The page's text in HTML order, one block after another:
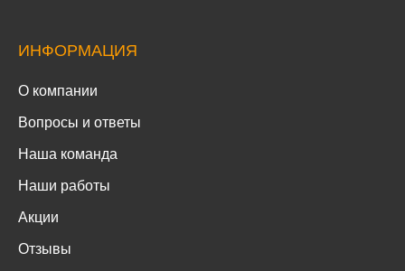
ИНФОРМАЦИЯ
О компании
Вопросы и ответы
Наша команда
Наши работы
Акции
Отзывы